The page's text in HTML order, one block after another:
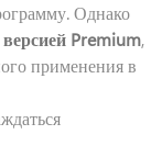
Однако
версией Premium,
применения в